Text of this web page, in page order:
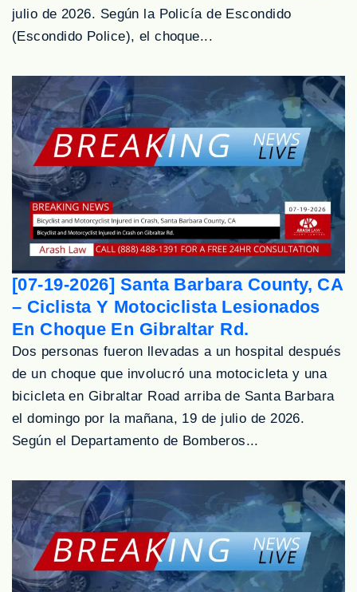
julio de 2026. Según la Policía de Escondido
(Escondido Police), el choque...
[07-19-2026] Santa Barbara County, CA
– Ciclista Y Motociclista Lesionados
En Choque En Gibraltar Rd.
Dos personas fueron llevadas a un hospital después
de un choque que involucró una motocicleta y una
bicicleta en Gibraltar Road arriba de Santa Barbara
el domingo por la mañana, 19 de julio de 2026.
Según el Departamento de Bomberos...